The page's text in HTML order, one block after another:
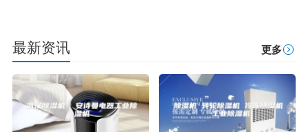
最新资讯 更多